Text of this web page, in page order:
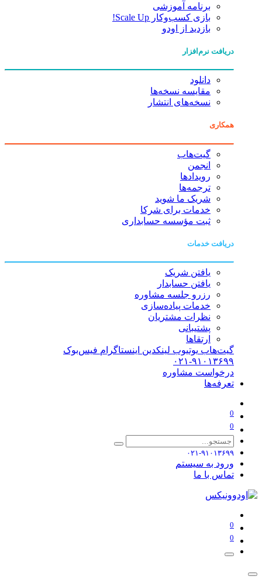
برنامه آموزشی
بازی کسب‌وکار Scale Up!
بازدید از اودو
دریافت نرم‌افزار
دانلود
مقایسه نسخه‌ها
نسخه‌های انتشار
همکاری
گیت‌هاب
انجمن
رویدادها
ترجمه‌ها
شریک ما شوید
خدمات برای شرکا
ثبت مؤسسه حسابداری
دریافت خدمات
یافتن شریک
یافتن حسابدار
رزرو جلسه مشاوره
خدمات پیاده‌سازی
نظرات مشتریان
پشتیبانی
ارتقاها
گیت‌هاب یوتیوب لینکدین اینستاگرام فیس‌بوک
۰۲۱-۹۱۰۱۳۶۹۹
درخواست مشاوره
تعرفه‌ها
0
0
۰۲۱-۹۱۰۱۳۶۹۹
ورود به سیستم
تماس با ما
0
0